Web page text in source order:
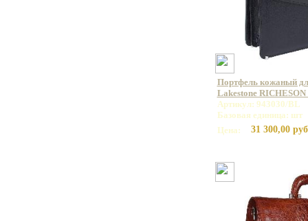
Портфель кожаный
Lakestone RICHESON
Артикул: 943030/BL
Базовая единица: шт
Цена:
31 300,00